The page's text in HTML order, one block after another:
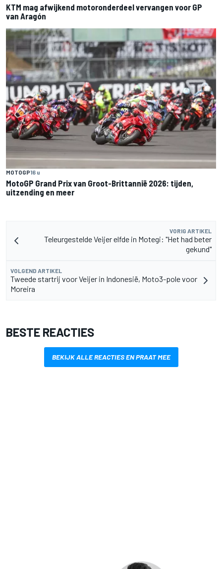
KTM mag afwijkend motoronderdeel vervangen voor GP
van Aragón
MOTOGP16 u
MotoGP Grand Prix van Groot-Brittannië 2026: tijden,
uitzending en meer
VORIG ARTIKEL
Teleurgestelde Veijer elfde in Motegi: "Het had beter
gekund"
VOLGEND ARTIKEL
Tweede startrij voor Veijer in Indonesië, Moto3-pole voor
Moreira
BESTE REACTIES
BEKIJK ALLE REACTIES EN PRAAT MEE